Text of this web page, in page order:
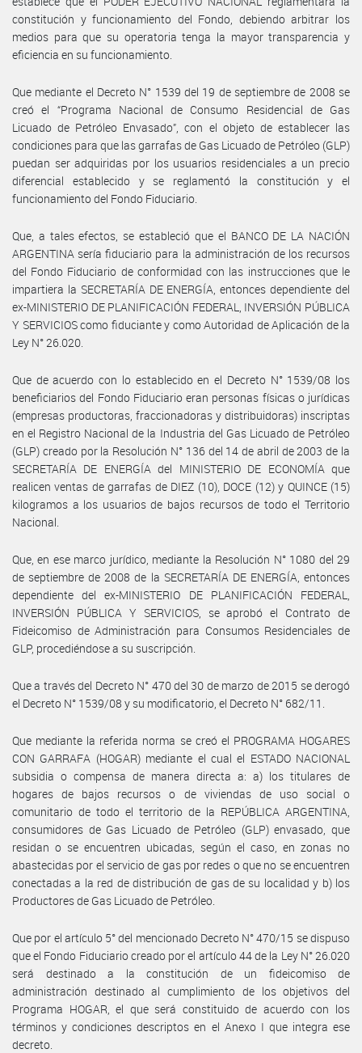
constitución y funcionamiento del Fondo, debiendo arbitrar los
medios para que su operatoria tenga la mayor transparencia y
eficiencia en su funcionamiento.
Que mediante el Decreto N° 1539 del 19 de septiembre de 2008 se
creó el “Programa Nacional de Consumo Residencial de Gas
Licuado de Petróleo Envasado”, con el objeto de establecer las
condiciones para que las garrafas de Gas Licuado de Petróleo (GLP)
puedan ser adquiridas por los usuarios residenciales a un precio
diferencial establecido y se reglamentó la constitución y el
funcionamiento del Fondo Fiduciario.
Que, a tales efectos, se estableció que el BANCO DE LA NACIÓN
ARGENTINA sería fiduciario para la administración de los recursos
del Fondo Fiduciario de conformidad con las instrucciones que le
impartiera la SECRETARÍA DE ENERGÍA, entonces dependiente del
ex-MINISTERIO DE PLANIFICACIÓN FEDERAL, INVERSIÓN PÚBLICA
Y SERVICIOS como fiduciante y como Autoridad de Aplicación de la
Ley N° 26.020.
Que de acuerdo con lo establecido en el Decreto N° 1539/08 los
beneficiarios del Fondo Fiduciario eran personas físicas o jurídicas
(empresas productoras, fraccionadoras y distribuidoras) inscriptas
en el Registro Nacional de la Industria del Gas Licuado de Petróleo
(GLP) creado por la Resolución N° 136 del 14 de abril de 2003 de la
SECRETARÍA DE ENERGÍA del MINISTERIO DE ECONOMÍA que
realicen ventas de garrafas de DIEZ (10), DOCE (12) y QUINCE (15)
kilogramos a los usuarios de bajos recursos de todo el Territorio
Nacional.
Que, en ese marco jurídico, mediante la Resolución N° 1080 del 29
de septiembre de 2008 de la SECRETARÍA DE ENERGÍA, entonces
dependiente del ex-MINISTERIO DE PLANIFICACIÓN FEDERAL,
INVERSIÓN PÚBLICA Y SERVICIOS, se aprobó el Contrato de
Fideicomiso de Administración para Consumos Residenciales de
GLP, procediéndose a su suscripción.
Que a través del Decreto N° 470 del 30 de marzo de 2015 se derogó
el Decreto N° 1539/08 y su modificatorio, el Decreto N° 682/11.
Que mediante la referida norma se creó el PROGRAMA HOGARES
CON GARRAFA (HOGAR) mediante el cual el ESTADO NACIONAL
subsidia o compensa de manera directa a: a) los titulares de
hogares de bajos recursos o de viviendas de uso social o
comunitario de todo el territorio de la REPÚBLICA ARGENTINA,
consumidores de Gas Licuado de Petróleo (GLP) envasado, que
residan o se encuentren ubicadas, según el caso, en zonas no
abastecidas por el servicio de gas por redes o que no se encuentren
conectadas a la red de distribución de gas de su localidad y b) los
Productores de Gas Licuado de Petróleo.
Que por el artículo 5° del mencionado Decreto N° 470/15 se dispuso
que el Fondo Fiduciario creado por el artículo 44 de la Ley N° 26.020
será destinado a la constitución de un fideicomiso de
administración destinado al cumplimiento de los objetivos del
Programa HOGAR, el que será constituido de acuerdo con los
términos y condiciones descriptos en el Anexo I que integra ese
decreto.